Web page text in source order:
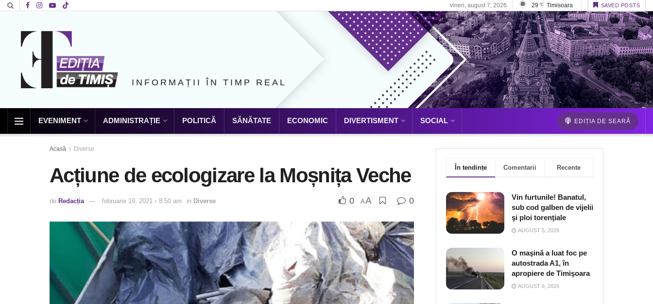
vineri, august 7, 2026 29 °C Timisoara SAVED POSTS
INFORMAȚII ÎN TIMP REAL
EVENIMENT ADMINISTRAȚIE POLITICĂ SĂNĂTATE ECONOMIC DIVERTISMENT SOCIAL EDIȚIA DE SEARĂ
Acasă Diverse
Acțiune de ecologizare la Moșnița Veche
de Redacția februarie 19, 2021 ◦ 8:50 am in Diverse 0 AA 0
În tendințe Comentarii Recente
Vin furtunile! Banatul,
sub cod galben de vijelii
şi ploi torenţiale
AUGUST 5, 2026
O maşină a luat foc pe
autostrada A1, în
apropiere de Timişoara
AUGUST 6, 2026